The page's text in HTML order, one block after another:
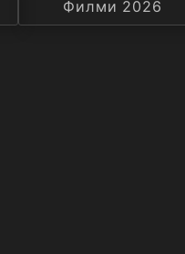
Селекция
Филми 2026